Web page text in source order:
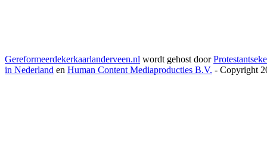
Gereformeerdekerkaarlanderveen.nl wordt gehost door
in Nederland en Human Content Mediaproducties B.V. - Copyright